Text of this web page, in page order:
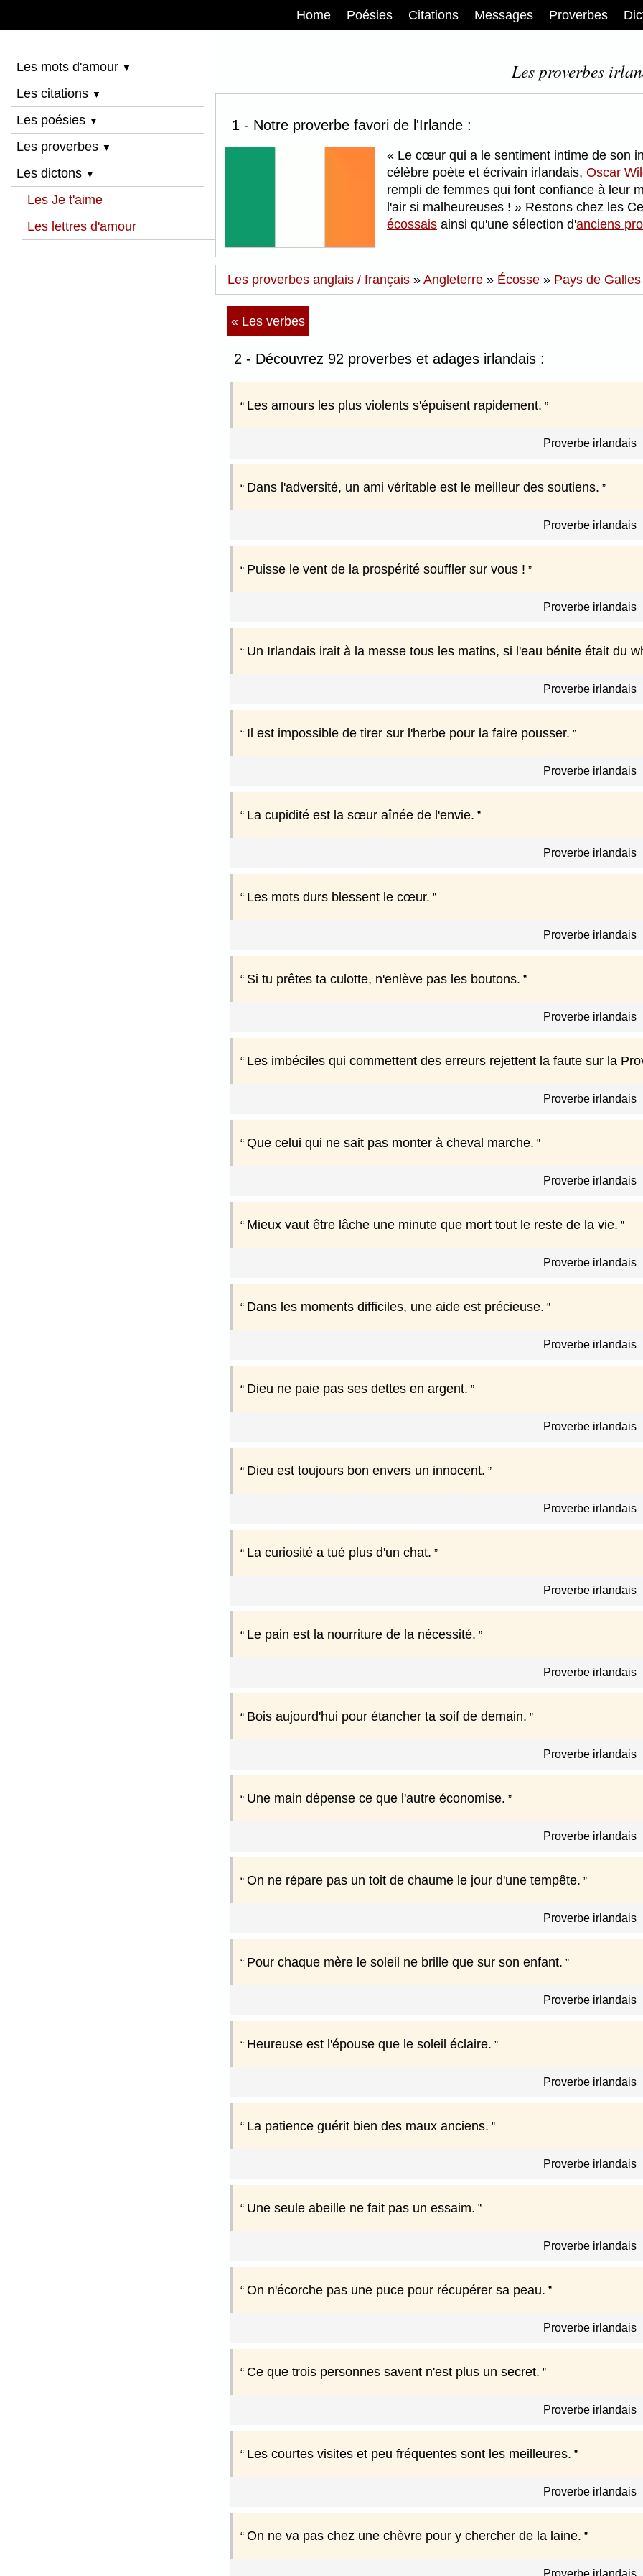
Home Poésies Citations Messages Proverbes
Les mots d'amour ▼
Les citations ▼
Les poésies ▼
Les proverbes ▼
Les dictons ▼
Les Je t'aime
Les lettres d'amour
Les proverbes
1 - Notre proverbe favori de l'Irlande :
Le cœur qui a le sentiment intime de son
célèbre poète et écrivain irlandais, Oscar
rempli de femmes qui font confiance à leur
l'air si malheureuses !
Restons chez les
écossais ainsi qu'une sélection d'anciens
Les proverbes anglais / français » Angleterre » Écosse » Pays de Galles
« Les verbes
2 - Découvrez 92 proverbes et adages irlandais :
Les amours les plus violents s'épuisent rapidement.
Proverbe irlandais
Dans l'adversité, un ami véritable est le meilleur des soutiens.
Proverbe irlandais
Puisse le vent de la prospérité souffler sur vous !
Proverbe irlandais
Un Irlandais irait à la messe tous les matins, si l'eau bénite était du
Proverbe irlandais
Il est impossible de tirer sur l'herbe pour la faire pousser.
Proverbe irlandais
La cupidité est la sœur aînée de l'envie.
Proverbe irlandais
Les mots durs blessent le cœur.
Proverbe irlandais
Si tu prêtes ta culotte, n'enlève pas les boutons.
Proverbe irlandais
Les imbéciles qui commettent des erreurs rejettent la faute sur la
Proverbe irlandais
Que celui qui ne sait pas monter à cheval marche.
Proverbe irlandais
Mieux vaut être lâche une minute que mort tout le reste de la vie.
Proverbe irlandais
Dans les moments difficiles, une aide est précieuse.
Proverbe irlandais
Dieu ne paie pas ses dettes en argent.
Proverbe irlandais
Dieu est toujours bon envers un innocent.
Proverbe irlandais
La curiosité a tué plus d'un chat.
Proverbe irlandais
Le pain est la nourriture de la nécessité.
Proverbe irlandais
Bois aujourd'hui pour étancher ta soif de demain.
Proverbe irlandais
Une main dépense ce que l'autre économise.
Proverbe irlandais
On ne répare pas un toit de chaume le jour d'une tempête.
Proverbe irlandais
Pour chaque mère le soleil ne brille que sur son enfant.
Proverbe irlandais
Heureuse est l'épouse que le soleil éclaire.
Proverbe irlandais
La patience guérit bien des maux anciens.
Proverbe irlandais
Une seule abeille ne fait pas un essaim.
Proverbe irlandais
On n'écorche pas une puce pour récupérer sa peau.
Proverbe irlandais
Ce que trois personnes savent n'est plus un secret.
Proverbe irlandais
Les courtes visites et peu fréquentes sont les meilleures.
Proverbe irlandais
On ne va pas chez une chèvre pour y chercher de la laine.
Proverbe irlandais